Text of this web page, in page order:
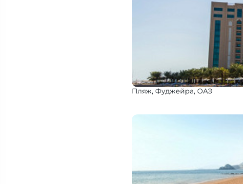
Пляж, Фуджейра, ОАЭ